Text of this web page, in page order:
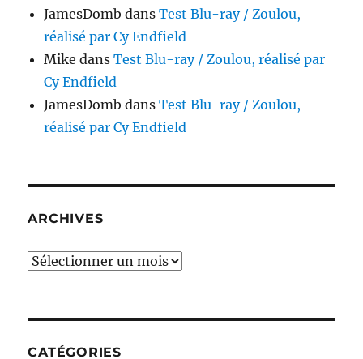
JamesDomb dansTest Blu-ray / Zoulou,
réalisé par Cy Endfield
Mike dansTest Blu-ray / Zoulou, réalisé par
Cy Endfield
JamesDomb dansTest Blu-ray / Zoulou,
réalisé par Cy Endfield
ARCHIVES
Archives
CATÉGORIES